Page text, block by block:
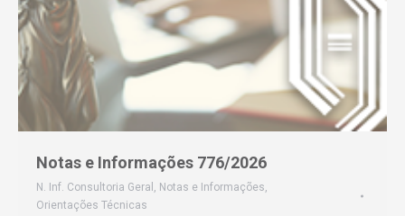
Notas e Informações 776/2026
N. Inf. Consultoria Geral , Notas e Informações,
Orientações Técnicas